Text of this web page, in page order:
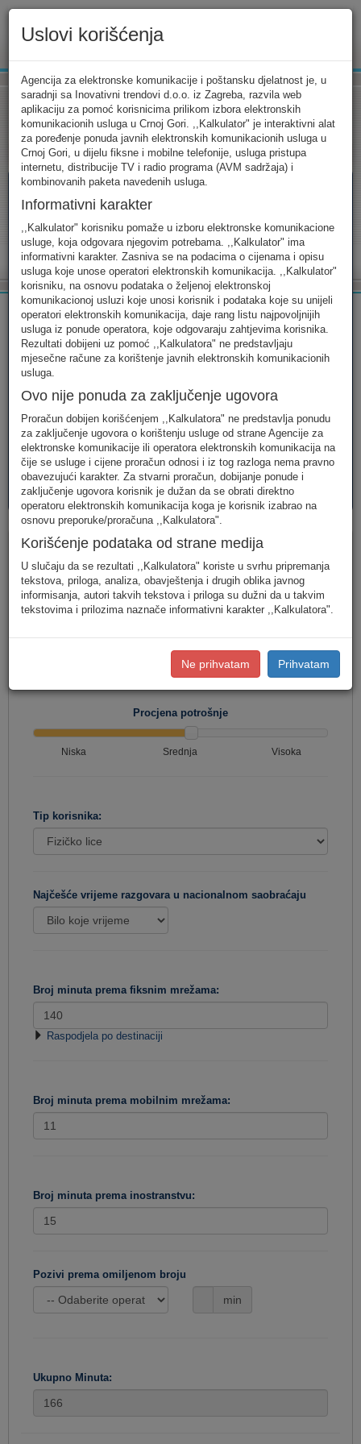
Tarifni kalkulator Uslovi korišćenja Kontakt
Tarifni kalkulator
Odaberite usluge koje koristite, popunite sva potrebna polja i
izaberite za sebe ono najbolje...
FIKSNA MOBILNA INTERNET
AVM
usluge
PAKETI
usluga
Fiksna telefonija
Jednostavan unos
(Za jednostavan unos raspodjela
korisnika u Crnoj Gori.)
(Za definisanje raspodjele saobraćaja prema
konkretnim destinacijama, koristite detaljan unos potrošnje.)
Procjena potrošnje
Niska Srednja Visoka
Tip korisnika:
Najčešće vrijeme razgovara u nacionalnom saobraćaju
Broj minuta prema fiksnim mrežama:
Raspodjela po destinaciji
Broj minuta prema mobilnim mrežama:
Broj minuta prema inostranstvu:
Pozivi prema omiljenom broju
min
Ukupno Minuta:
Uslovi korišćenja
Agencija za elektronske komunikacije i poštansku djelatnost je, u
saradnji sa Inovativni trendovi d.o.o. iz Zagreba, razvila web
aplikaciju za pomoć korisnicima prilikom izbora elektronskih
komunikacionih usluga u Crnoj Gori. ,,Kalkulator" je interaktivni alat
za poređenje ponuda javnih elektronskih komunikacionih usluga u
Crnoj Gori, u dijelu fiksne i mobilne telefonije, usluga pristupa
internetu, distribucije TV i radio programa (AVM sadržaja) i
kombinovanih paketa navedenih usluga.
Informativni karakter
,,Kalkulator" korisniku pomaže u izboru elektronske komunikacione
usluge, koja odgovara njegovim potrebama. ,,Kalkulator" ima
informativni karakter. Zasniva se na podacima o cijenama i opisu
usluga koje unose operatori elektronskih komunikacija. ,,Kalkulator"
korisniku, na osnovu podataka o željenoj elektronskoj
komunikacionoj usluzi koje unosi korisnik i podataka koje su unijeli
operatori elektronskih komunikacija, daje rang listu najpovoljnijih
usluga iz ponude operatora, koje odgovaraju zahtjevima korisnika.
Rezultati dobijeni uz pomoć ,,Kalkulatora" ne predstavljaju
mjesečne račune za korištenje javnih elektronskih komunikacionih
usluga.
Ovo nije ponuda za zaključenje ugovora
Proračun dobijen korišćenjem ,,Kalkulatora" ne predstavlja ponudu
za zaključenje ugovora o korištenju usluge od strane Agencije za
elektronske komunikacije ili operatora elektronskih komunikacija na
čije se usluge i cijene proračun odnosi i iz tog razloga nema pravno
obavezujući karakter. Za stvarni proračun, dobijanje ponude i
zaključenje ugovora korisnik je dužan da se obrati direktno
operatoru elektronskih komunikacija koga je korisnik izabrao na
osnovu preporuke/proračuna ,,Kalkulatora".
Korišćenje podataka od strane medija
U slučaju da se rezultati ,,Kalkulatora" koriste u svrhu pripremanja
tekstova, priloga, analiza, obavještenja i drugih oblika javnog
informisanja, autori takvih tekstova i priloga su dužni da u takvim
tekstovima i prilozima naznače informativni karakter ,,Kalkulatora".
Ne prihvatam Prihvatam